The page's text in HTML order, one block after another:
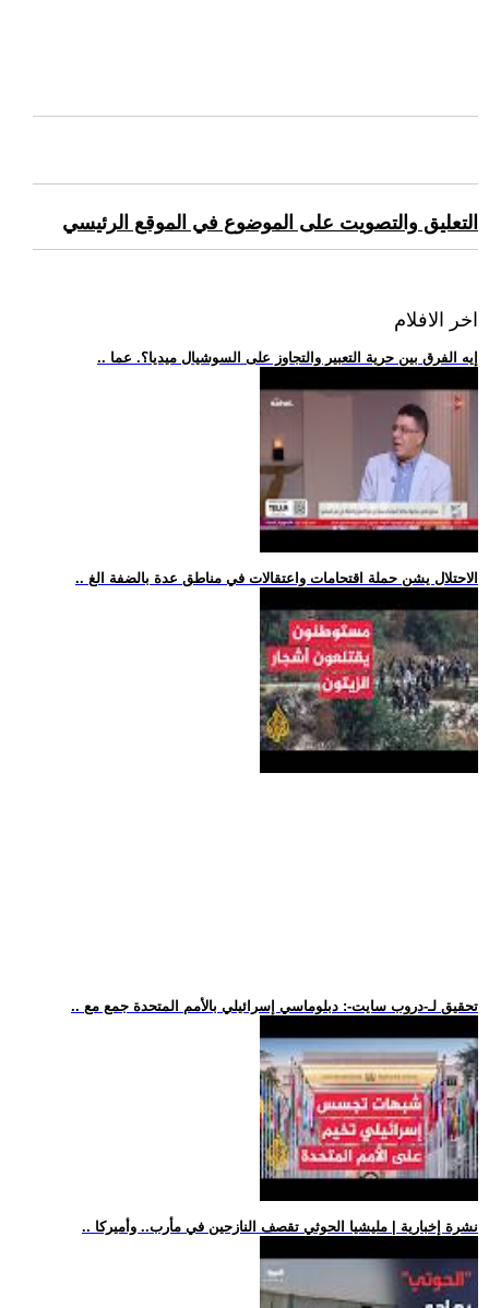
التعليق والتصويت على الموضوع في الموقع الرئيسي
اخر الافلام
.. إيه الفرق بين حرية التعبير والتجاوز على السوشيال ميديا؟. عما
.. الاحتلال يشن حملة اقتحامات واعتقالات في مناطق عدة بالضفة الغ
.. تحقيق لـ-دروب سايت-: دبلوماسي إسرائيلي بالأمم المتحدة جمع مع
.. نشرة إخبارية | مليشيا الحوثي تقصف النازحين في مأرب.. وأميركا